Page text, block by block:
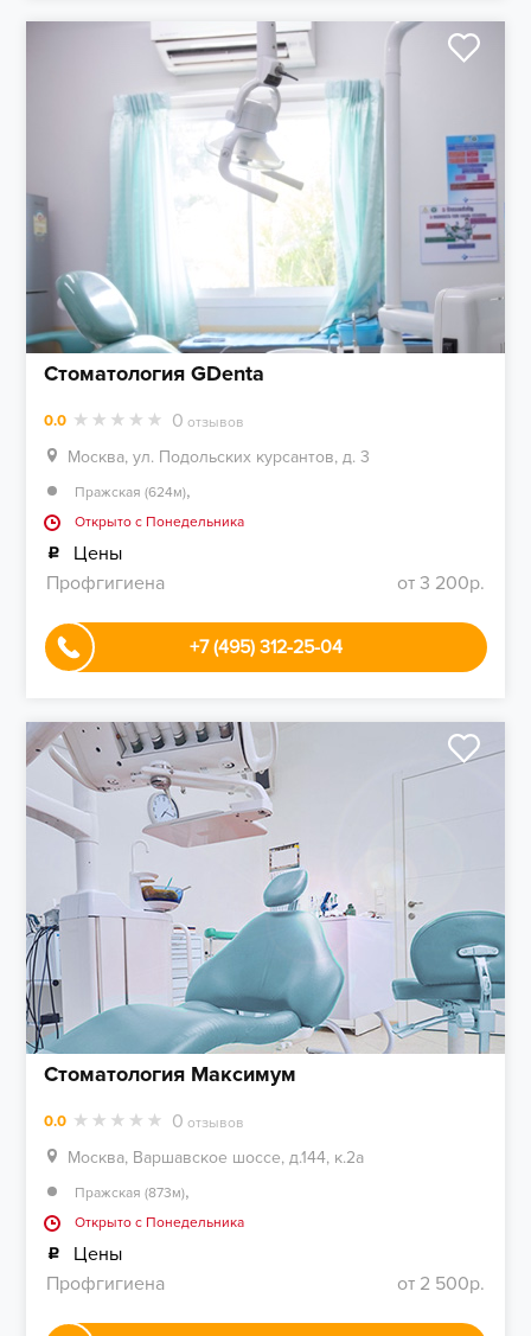
Стоматология GDenta
0.0 0 отзывов
Москва, ул. Подольских курсантов, д. 3
Пражская (624м),
Открыто c Понедельника
Цены
Профгигиена
от 3 200р.
+7 (495) 312-25-04
Стоматология Максимум
0.0 0 отзывов
Москва, Варшавское шоссе, д.144, к.2а
Пражская (873м),
Открыто c Понедельника
Цены
Профгигиена
от 2 500р.